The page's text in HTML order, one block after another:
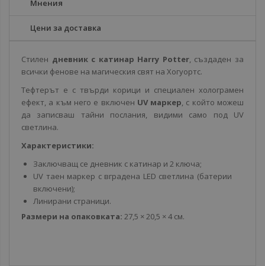
Мнения
Цени за доставка
Стилен дневник с катинар Harry Potter, създаден за
всички фенове на магическия свят на Хогуортс.
Тефтерът е с твърди корици и специален холограмен
ефект, а към него е включен UV маркер, с който можеш
да записваш тайни послания, видими само под UV
светлина.
Характеристики:
Заключващ се дневник с катинар и 2 ключа;
UV таен маркер с вградена LED светлина (батерии
включени);
Линирани страници.
Размери на опаковката: 27,5 × 20,5 × 4 см.